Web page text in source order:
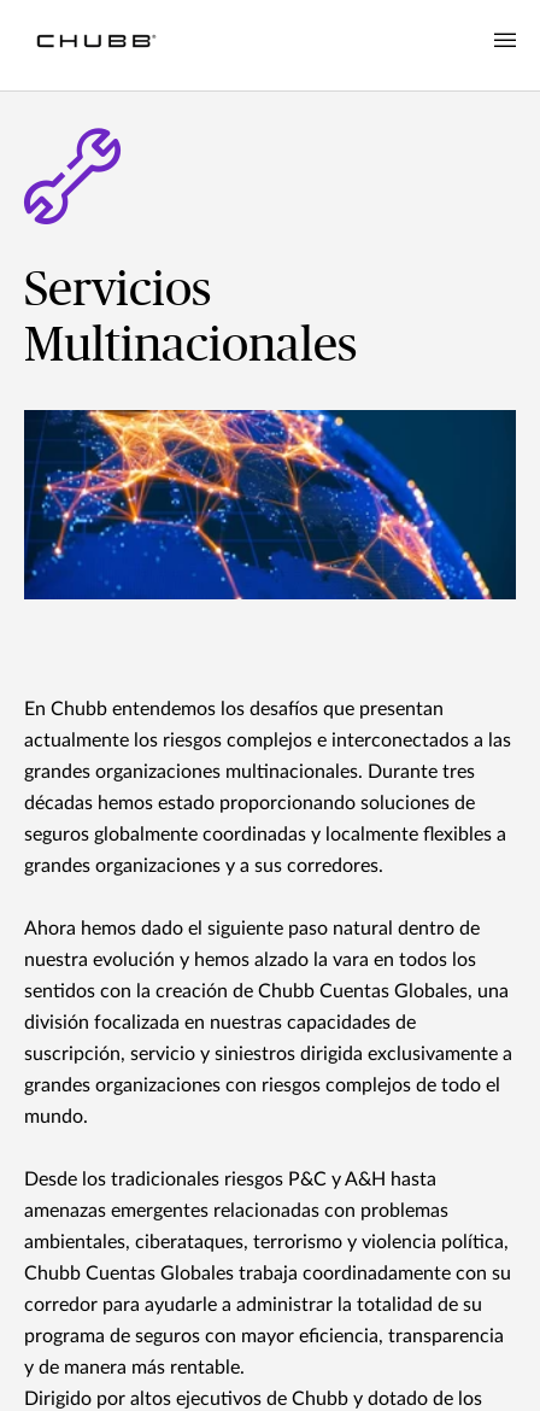
Servicios
Multinacionales
En Chubb entendemos los desafíos que presentan
actualmente los riesgos complejos e interconectados a las
grandes organizaciones multinacionales. Durante tres
décadas hemos estado proporcionando soluciones de
seguros globalmente coordinadas y localmente flexibles a
grandes organizaciones y a sus corredores.
Ahora hemos dado el siguiente paso natural dentro de
nuestra evolución y hemos alzado la vara en todos los
sentidos con la creación de Chubb Cuentas Globales, una
división focalizada en nuestras capacidades de
suscripción, servicio y siniestros dirigida exclusivamente a
grandes organizaciones con riesgos complejos de todo el
mundo.
Desde los tradicionales riesgos P&C y A&H hasta
amenazas emergentes relacionadas con problemas
ambientales, ciberataques, terrorismo y violencia política,
Chubb Cuentas Globales trabaja coordinadamente con su
corredor para ayudarle a administrar la totalidad de su
programa de seguros con mayor eficiencia, transparencia
y de manera más rentable.
Dirigido por altos ejecutivos de Chubb y dotado de los